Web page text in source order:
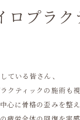
ロプラ
ている皆さん、
クティックの施術も
心に骨格の歪みを整